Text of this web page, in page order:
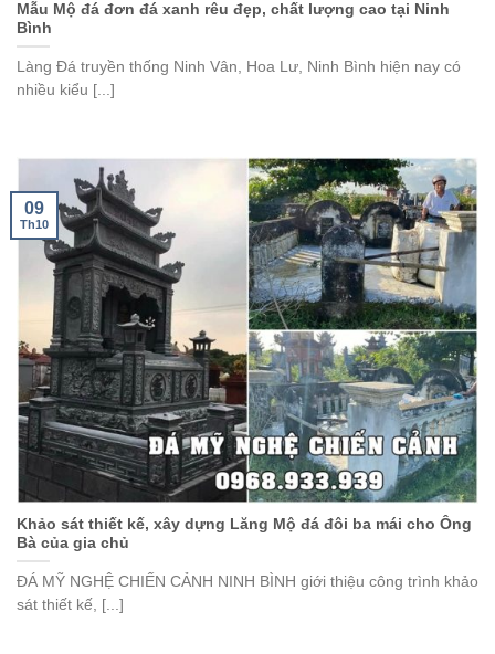
Mẫu Mộ đá đơn đá xanh rêu đẹp, chất lượng cao tại Ninh
Bình
Làng Đá truyền thống Ninh Vân, Hoa Lư, Ninh Bình hiện nay có
nhiều kiểu [...]
Khảo sát thiết kế, xây dựng Lăng Mộ đá đôi ba mái cho Ông
Bà của gia chủ
ĐÁ MỸ NGHỆ CHIẾN CẢNH NINH BÌNH giới thiệu công trình khảo
sát thiết kế, [...]
09
Th10